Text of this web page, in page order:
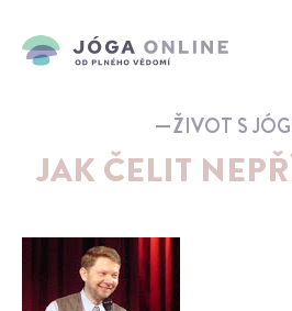
ŽIVOT S
JAK ČELIT